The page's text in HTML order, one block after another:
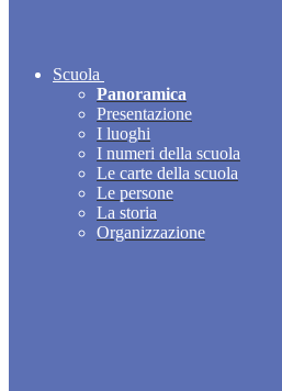
Scuola
Panoramica
Presentazione
I luoghi
I numeri della scuola
Le carte della scuola
Le persone
La storia
Organizzazione